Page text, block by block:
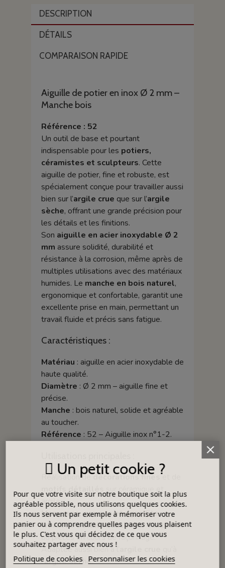
DESCRIPTION
DÉTAILS
COMPARAISON RAPIDE
Aiguille de potier en inox Ø 2 mm –
Manche bois
Référence : 52
Un outil de base et pourtant
indispensable pour les potiers,
céramistes et sculpteurs. Cette
aiguille de potier, fine et robuste, est
spécialement conçue pour travailler aussi
bien sur l’argile crue que sur l’argile
sèche, offrant une grande précision pour
les détails et les finitions.
Son aiguille en acier inoxydable Ø 2
mm assure solidité, durabilité et
résistance à la corrosion, même après de
multiples utilisations avec des matériaux
humides. Le manche en bois naturel,
ergonomique et confortable, garantit une
excellente prise en main, permettant un
travail fluide et précis sans fatigue.
Caractéristiques :
Matériau : aiguille en acier inoxydable de
haute qualité.
Diamètre : Ø 2 mm – aiguille fine et
précise.
Manche : bois naturel, solide et agréable
au toucher.
Référence : 52 – Aiguille inox n°1-2.
Réalisation dedécorations fines et de
motifs détaillés
sur céramique et
argile.
Marquage, gravure et sgraffite.
Travail dedétails subtilssur sculptures
ou pièces en cours de façonnage.
Adaptée aussi bien à l’
l’argile sèche.
Un petit cookie ?
Pour que votre visite sur notre boutique soit la plus
agréable possible, nous utilisons quelques cookies.
Ils nous servent par exemple à mémoriser votre
panier ou à comprendre quelles pages vous plaisent
le plus. C'est vous qui décidez de ce que vous
souhaitez partager avec nous !
Politique de cookies Personnaliser les cookies